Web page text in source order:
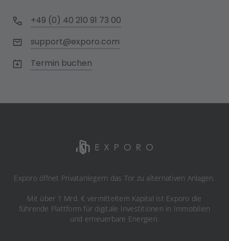
+49 (0) 40 210 91 73 00
support@exporo.com
Termin buchen
Exporo öffnet Privatanlegern das Tor zu alternativen Anlagen.
Mit über 1 Mrd. € vermitteltem Kapital ist Exporo die
führende Plattform für digitale Investitionen in Immobilien
und erneuerbare Energien.